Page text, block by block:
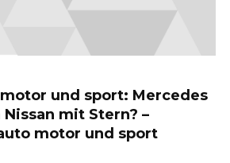
und sport: Mercedes
mit Stern? –
motor und sport